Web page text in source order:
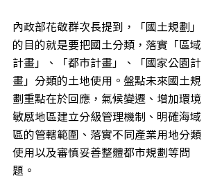
內政部花敬群次長提到，「國土規劃」
的目的就是要把國土分類，落實「區域
計畫」、「都市計畫」、「國家公園計
畫」分類的土地使用。盤點未來國土規
劃重點在於回應，氣候變遷、增加環境
敏感地區建立分級管理機制、明確海域
區的管轄範圍、落實不同產業用地分類
使用以及審慎妥善整體都市規劃等問
題。